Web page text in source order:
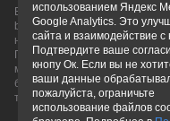
Вся информация о
bankinform.ru, носит
не является публичной
ГК РФ. Информация не
может быть изменена.
банков или при личном
товарные знаки принадлежит
использованием Яндекс
Google Analytics. Это
сайта и взаимодействие с
Подтвердите ваше
кнопу Ок. Если вы не
ваши данные
пожалуйста, ограничьте
использование файлов